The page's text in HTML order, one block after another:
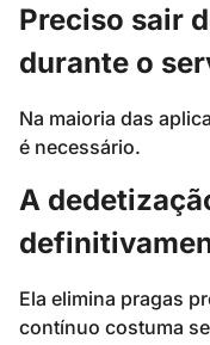
Preciso sair
durante o
Na maioria das
é necessário.
A
Ela elimina pragas
contínuo costuma